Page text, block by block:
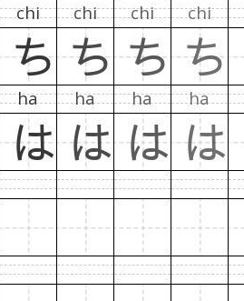
chi chi chi chi
ち ち ち ち
ha ha ha ha
は は は は